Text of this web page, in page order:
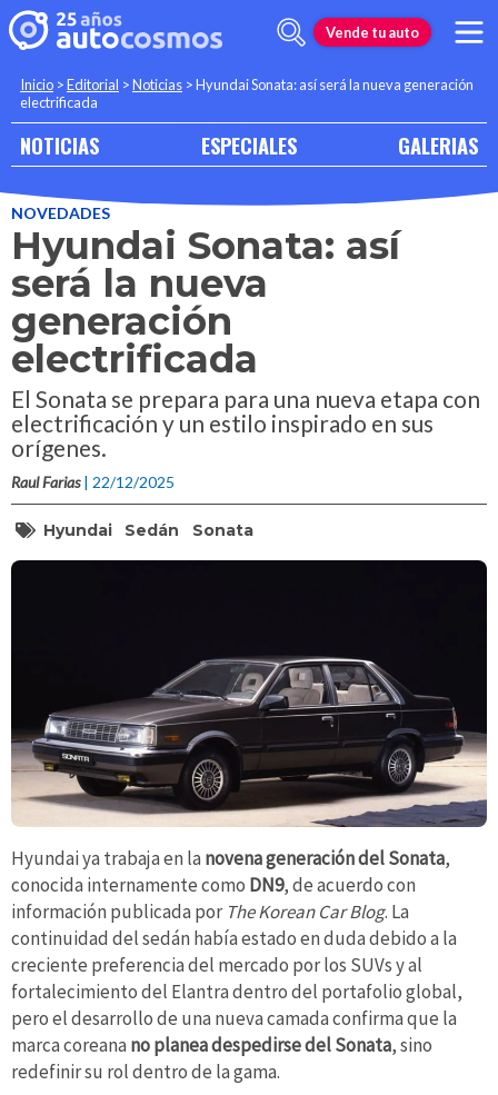
Vende tu auto
Inicio >Editorial >Noticias >Hyundai Sonata: así será la nueva generación
electrificada
NOTICIAS ESPECIALES GALERIAS
NOVEDADES
Hyundai Sonata: así
será la nueva
generación
electrificada
El Sonata se prepara para una nueva etapa con
electrificación y un estilo inspirado en sus
orígenes.
Raul Farias | 22/12/2025
Hyundai Sedán Sonata
Hyundai ya trabaja en la novena generación del Sonata,
conocida internamente como DN9, de acuerdo con
información publicada por The Korean Car Blog. La
continuidad del sedán había estado en duda debido a la
creciente preferencia del mercado por los SUVs y al
fortalecimiento del Elantra dentro del portafolio global,
pero el desarrollo de una nueva camada confirma que la
marca coreana no planea despedirse del Sonata, sino
redefinir su rol dentro de la gama.